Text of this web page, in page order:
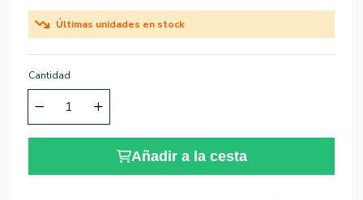
Últimas unidades en stock
Cantidad
Añadir a la cesta